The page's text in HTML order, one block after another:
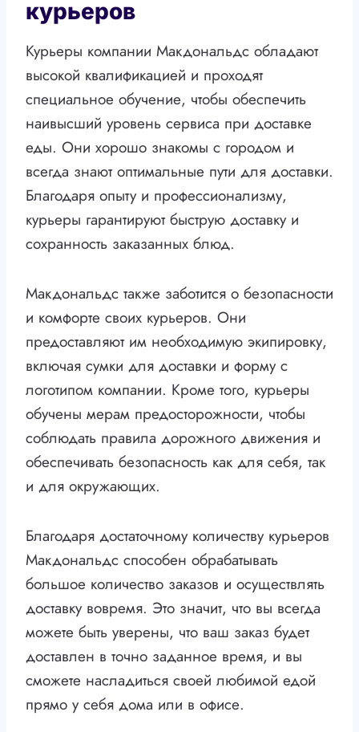
курьеров
Курьеры компании Макдональдс обладают
высокой квалификацией и проходят
специальное обучение, чтобы обеспечить
наивысший уровень сервиса при доставке
еды. Они хорошо знакомы с городом и
всегда знают оптимальные пути для доставки.
Благодаря опыту и профессионализму,
курьеры гарантируют быструю доставку и
сохранность заказанных блюд.
Макдональдс также заботится о безопасности
и комфорте своих курьеров. Они
предоставляют им необходимую экипировку,
включая сумки для доставки и форму с
логотипом компании. Кроме того, курьеры
обучены мерам предосторожности, чтобы
соблюдать правила дорожного движения и
обеспечивать безопасность как для себя, так
и для окружающих.
Благодаря достаточному количеству курьеров
Макдональдс способен обрабатывать
большое количество заказов и осуществлять
доставку вовремя. Это значит, что вы всегда
можете быть уверены, что ваш заказ будет
доставлен в точно заданное время, и вы
сможете насладиться своей любимой едой
прямо у себя дома или в офисе.